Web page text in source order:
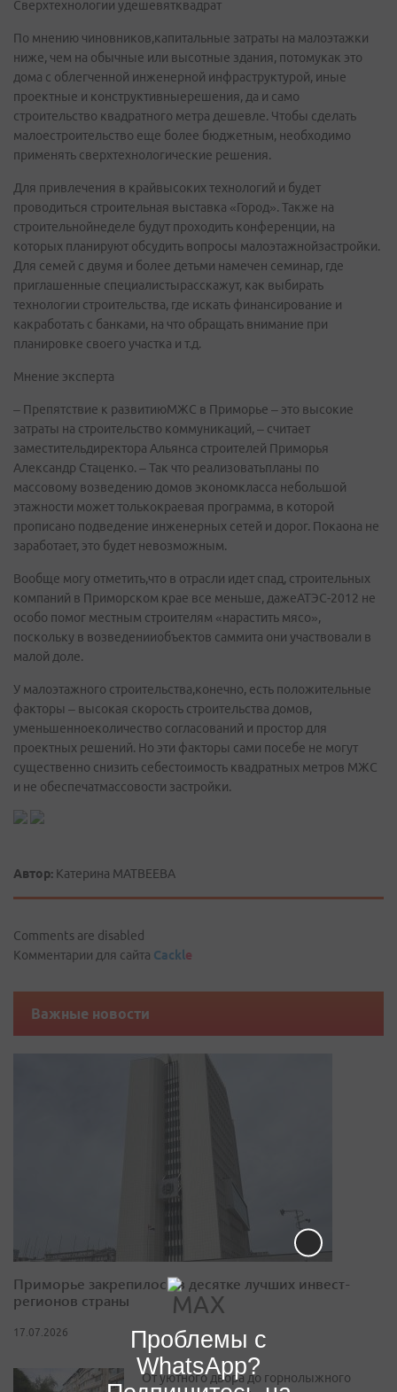
Сверхтехнологии удешевятквадрат
По мнению чиновников,капитальные затраты на малоэтажки
ниже, чем на обычные или высотные здания, потомукак это
дома с облегченной инженерной инфраструктурой, иные
проектные и конструктивныерешения, да и само
строительство квадратного метра дешевле. Чтобы сделать
малоестроительство еще более бюджетным, необходимо
применять сверхтехнологические решения.
Для привлечения в крайвысоких технологий и будет
проводиться строительная выставка «Город». Также на
строительнойнеделе будут проходить конференции, на
которых планируют обсудить вопросы малоэтажнойзастройки.
Для семей с двумя и более детьми намечен семинар, где
приглашенные специалистырасскажут, как выбирать
технологии строительства, где искать финансирование и
какработать с банками, на что обращать внимание при
планировке своего участка и т.д.
Мнение эксперта
– Препятствие к развитиюМЖС в Приморье – это высокие
затраты на строительство коммуникаций, – считает
заместительдиректора Альянса строителей Приморья
Александр Стаценко. – Так что реализоватьпланы по
массовому возведению домов экономкласса небольшой
этажности может толькокраевая программа, в которой
прописано подведение инженерных сетей и дорог. Покаона не
заработает, это будет невозможным.
Вообще могу отметить,что в отрасли идет спад, строительных
компаний в Приморском крае все меньше, дажеАТЭС-2012 не
особо помог местным строителям «нарастить мясо»,
поскольку в возведенииобъектов саммита они участвовали в
малой доле.
У малоэтажного строительства,конечно, есть положительные
факторы – высокая скорость строительства домов,
уменьшенноеколичество согласований и простор для
проектных решений. Но эти факторы сами посебе не могут
существенно снизить себестоимость квадратных метров МЖС
и не обеспечатмассовости застройки.
Автор: Катерина МАТВЕЕВА
Comments are disabled
Комментарии для сайта Cackle
Важные новости
Приморье закрепилось в десятке лучших инвест-
регионов страны
17.07.2026
От уютного двора до горнолыжного
Проблемы с
WhatsApp?